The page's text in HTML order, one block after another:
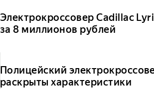
Электрокроссовер Cadillac
за 8 миллионов рублей
Полицейский
раскрыты характеристики